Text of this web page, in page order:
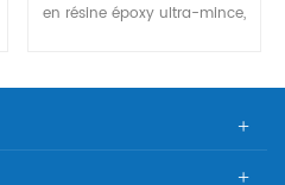
en résine époxy ultra-mince,
led. boîtier transparent pour
pc dépoli, diamètre 240mm
ip68